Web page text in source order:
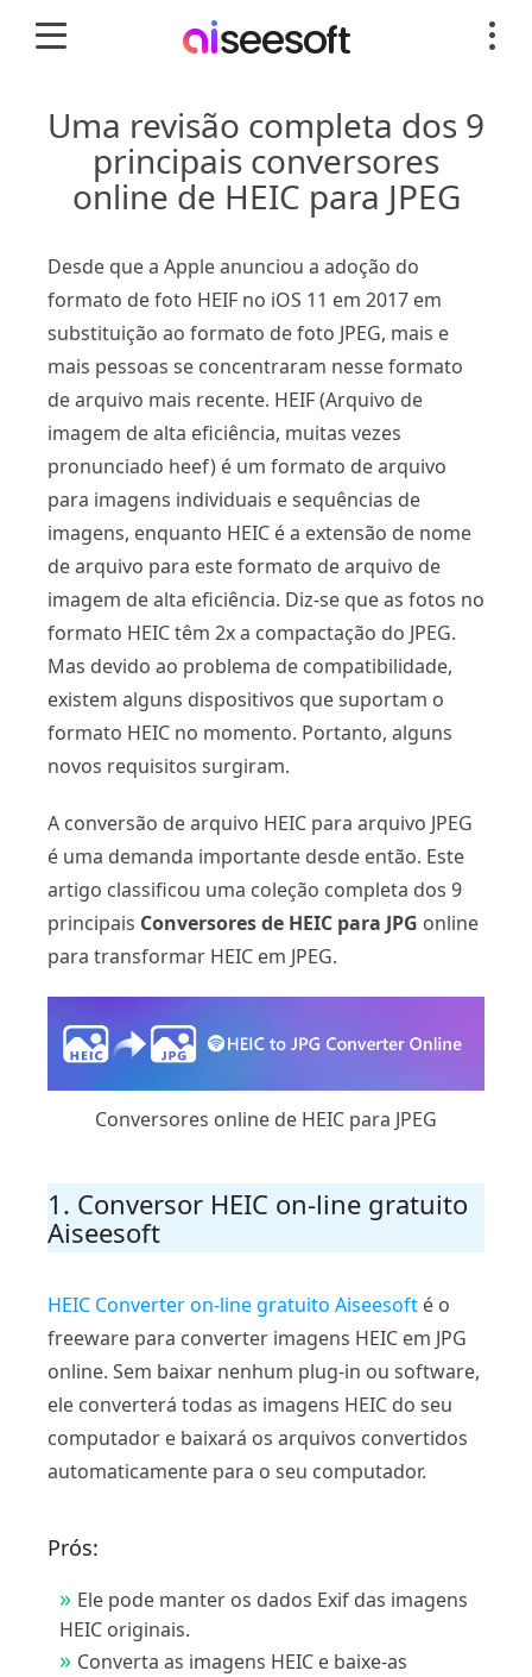
Uma revisão completa dos 9
principais conversores
online de HEIC para JPEG
Desde que a Apple anunciou a adoção do
formato de foto HEIF no iOS 11 em 2017 em
substituição ao formato de foto JPEG, mais e
mais pessoas se concentraram nesse formato
de arquivo mais recente. HEIF (Arquivo de
imagem de alta eficiência, muitas vezes
pronunciado heef) é um formato de arquivo
para imagens individuais e sequências de
imagens, enquanto HEIC é a extensão de nome
de arquivo para este formato de arquivo de
imagem de alta eficiência. Diz-se que as fotos no
formato HEIC têm 2x a compactação do JPEG.
Mas devido ao problema de compatibilidade,
existem alguns dispositivos que suportam o
formato HEIC no momento. Portanto, alguns
novos requisitos surgiram.
A conversão de arquivo HEIC para arquivo JPEG
é uma demanda importante desde então. Este
artigo classificou uma coleção completa dos 9
principais Conversores de HEIC para JPG online
para transformar HEIC em JPEG.
Conversores online de HEIC para JPEG
1. Conversor HEIC on-line gratuito
Aiseesoft
HEIC Converter on-line gratuito Aiseesoft é o
freeware para converter imagens HEIC em JPG
online. Sem baixar nenhum plug-in ou software,
ele converterá todas as imagens HEIC do seu
computador e baixará os arquivos convertidos
automaticamente para o seu computador.
Prós:
Ele pode manter os dados Exif das imagens
HEIC originais.
Converta as imagens HEIC e baixe-as